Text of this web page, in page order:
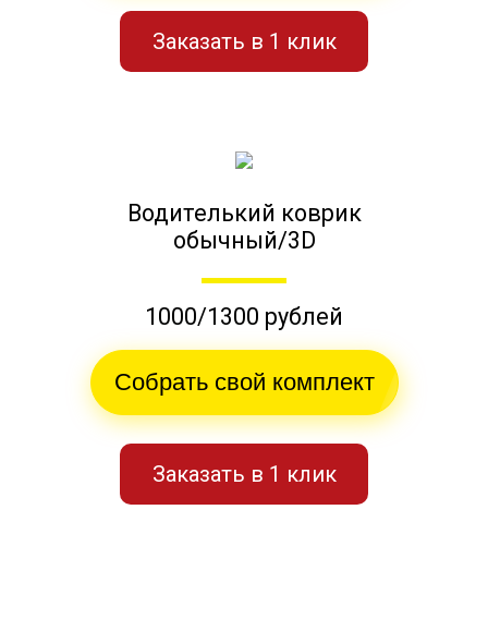
Заказать в 1 клик
Водителький коврик
обычный/3D
1000/1300 рублей
Собрать свой комплект
Заказать в 1 клик